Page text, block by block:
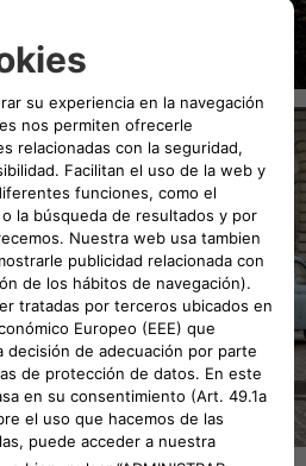
tasar mi vehículo
que te permite obtener una tasación de